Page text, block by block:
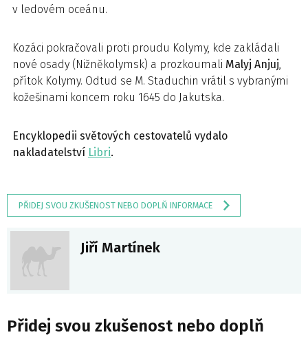
v ledovém oceánu.
Kozáci pokračovali proti proudu Kolymy, kde zakládali
nové osady (Nižněkolymsk) a prozkoumali Malyj Anjuj,
přítok Kolymy. Odtud se M. Staduchin vrátil s vybranými
kožešinami koncem roku 1645 do Jakutska.
Encyklopedii světových cestovatelů vydalo
nakladatelství Libri.
PŘIDEJ SVOU ZKUŠENOST NEBO DOPLŇ INFORMACE
Jiří Martínek
Přidej svou zkušenost nebo doplň